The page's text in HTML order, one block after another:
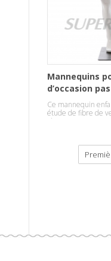
Mannequins
d’occasion
enfants à
Ce mannequin
étude de fibre de
abstrait.